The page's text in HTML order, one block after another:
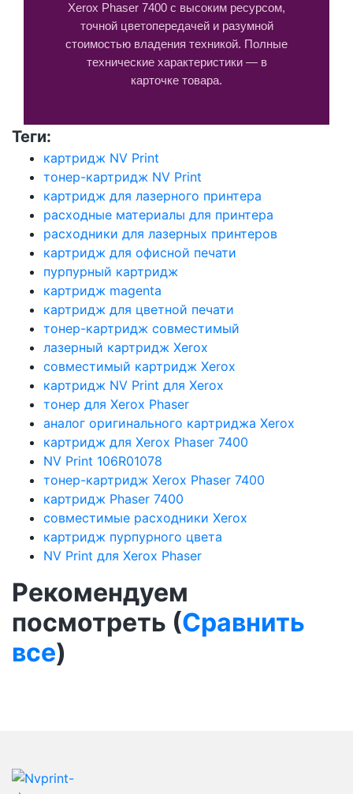
Xerox Phaser 7400 с высоким ресурсом,
точной цветопередачей и разумной
стоимостью владения техникой. Полные
технические характеристики — в
карточке товара.
Теги:
картридж NV Print
тонер-картридж NV Print
картридж для лазерного принтера
расходные материалы для принтера
расходники для лазерных принтеров
картридж для офисной печати
пурпурный картридж
картридж magenta
картридж для цветной печати
тонер-картридж совместимый
лазерный картридж Xerox
совместимый картридж Xerox
картридж NV Print для Xerox
тонер для Xerox Phaser
аналог оригинального картриджа Xerox
картридж для Xerox Phaser 7400
NV Print 106R01078
тонер-картридж Xerox Phaser 7400
картридж Phaser 7400
совместимые расходники Xerox
картридж пурпурного цвета
NV Print для Xerox Phaser
Рекомендуем
посмотреть (Сравнить
все)